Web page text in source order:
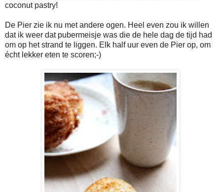
coconut pastry!
De Pier zie ik nu met andere ogen. Heel even zou ik willen
dat ik weer dat pubermeisje was die de hele dag de tijd had
om op het strand te liggen. Elk half uur even de Pier op, om
écht lekker eten te scoren;-)